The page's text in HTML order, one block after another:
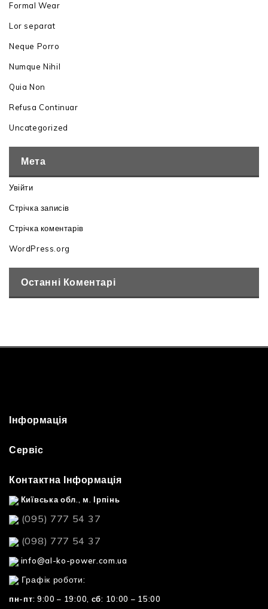
Formal Wear
Lor separat
Neque Porro
Numque Nihil
Quia Non
Refusa Continuar
Uncategorized
Мета
Увійти
Стрічка записів
Стрічка коментарів
WordPress.org
Останні Коментарі
Інформація
Сервіс
Контактна Інформація
Київська обл., м. Ірпінь
(095) 777 54 37
(098) 777 54 37
info@al-ko-power.com.ua
Графік роботи:
пн-пт: 9:00 – 19:00, сб: 10:00 – 15:00